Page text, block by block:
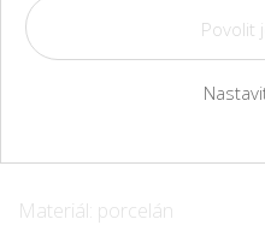
Produkt je
Materiál: porcelán